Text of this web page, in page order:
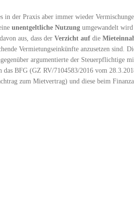
in der Praxis aber immer wieder
unentgeltliche Nutzung umgewandelt
aus, dass der Verzicht auf die
Vermietungseinkünfte anzusetzen sind.
argumentierte der Steuerpflichtige
das BFG (GZ RV/7104583/2016 vom
zum Mietvertrag) und diese beim